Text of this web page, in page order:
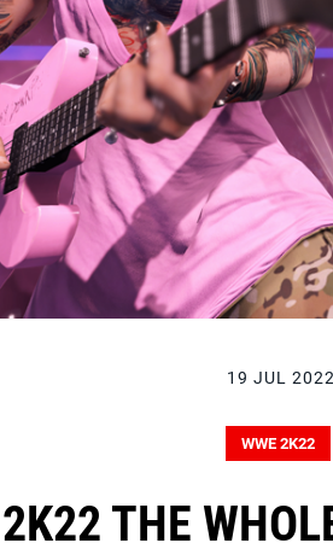
19 JUL 2022
WWE 2K22
THE